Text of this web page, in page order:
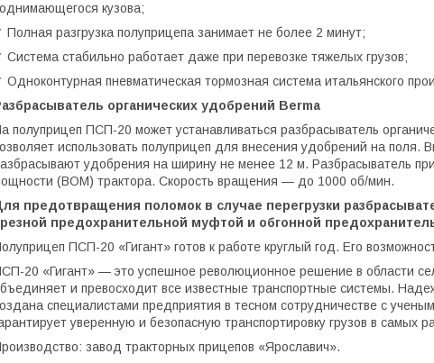
кузова;
Полная разгрузка полуприцепа занимает не более 2 минут;
Система стабильно работает даже при перевозке тяжелых грузов;
Одноконтурная пневматическая тормозная система итальянского
органических удобрений Berma
полуприцеп ПСП-20 может устанавливаться разбрасыватель
использовать полуприцеп для внесения удобрений на поля.
удобрения на ширину не менее 12 м. Разбрасыватель
(ВОМ) трактора. Скорость вращения — до 1000 об/мин.
предотвращения поломок в случае перегрузки
предохранительной муфтой и обгонной
ПСП-20 «Гигант» готов к работе круглый год. Его
20 «Гигант» — это успешное революционное решение в области
и превосходит все известные транспортные системы.
специалистами предприятия в тесном сотрудничестве с
уверенную и безопасную транспортировку грузов в самых
завод тракторных прицепов «Ярославич».